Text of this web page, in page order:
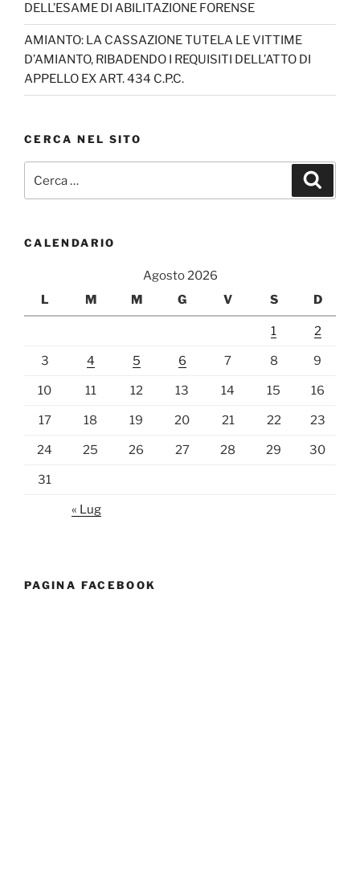
DELL’ESAME DI ABILITAZIONE FORENSE
AMIANTO: LA CASSAZIONE TUTELA LE VITTIME
D’AMIANTO, RIBADENDO I REQUISITI DELL’ATTO DI
APPELLO EX ART. 434 C.P.C.
CERCA NEL SITO
CALENDARIO
Agosto 2026
L
M M G V S D
1 2
3 4 5 6 7 8 9
10 11 12 13 14 15 16
17 18 19 20 21 22 23
24 25 26 27 28 29 30
31
« Lug
PAGINA FACEBOOK